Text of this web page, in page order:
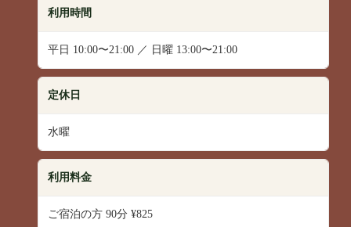
利用時間
平日 10:00〜21:00 ／ 日曜 13:00〜21:00
定休日
水曜
利用料金
ご宿泊の方 90分 ¥825